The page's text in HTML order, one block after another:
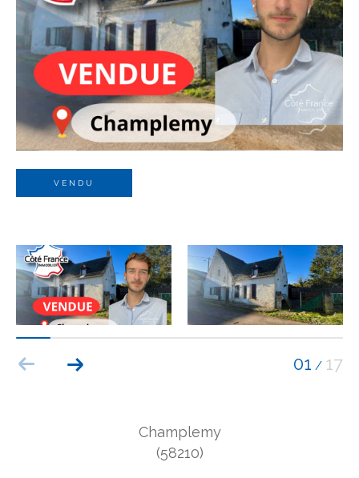
VENDU
01 / 17
Champlemy
(58210)
Budget
Budget
Surface
Surface
Pièces
Référence
AFFINER LES CRITÈRES
TERRASSE PARKING PISCINE